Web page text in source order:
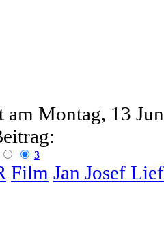
am Montag, 13
3
Film Jan Josef